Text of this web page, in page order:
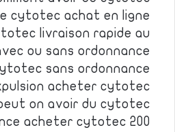
cytotec achat en ligne
livraison rapide au
ou sans ordonnance
sans ordonnance
acheter cytotec
on avoir du cytotec
acheter cytotec 200